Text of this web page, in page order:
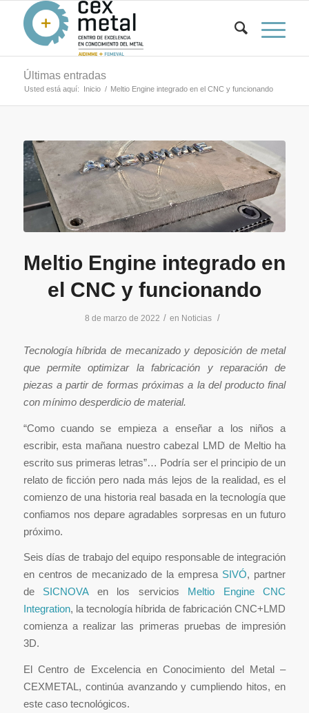
Últimas entradas
Usted está aquí: Inicio / Meltio Engine integrado en el CNC y funcionando
Meltio Engine integrado en
el CNC y funcionando
8 de marzo de 2022 / en Noticias /
Tecnología híbrida de mecanizado y deposición de metal
que permite optimizar la fabricación y reparación de
piezas a partir de formas próximas a la del producto final
con mínimo desperdicio de material.
“Como cuando se empieza a enseñar a los niños a
escribir, esta mañana nuestro cabezal LMD de Meltio ha
escrito sus primeras letras”… Podría ser el principio de un
relato de ficción pero nada más lejos de la realidad, es el
comienzo de una historia real basada en la tecnología que
confiamos nos depare agradables sorpresas en un futuro
próximo.
Seis días de trabajo del equipo responsable de integración
en centros de mecanizado de la empresa SIVÓ, partner
de SICNOVAen los servicios Meltio Engine CNC
Integration, la tecnología híbrida de fabricación CNC+LMD
comienza a realizar las primeras pruebas de impresión
3D.
El Centro de Excelencia en Conocimiento del Metal –
CEXMETAL, continúa avanzando y cumpliendo hitos, en
este caso tecnológicos.